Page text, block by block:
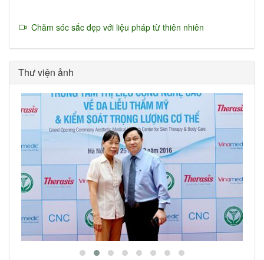
Chăm sóc sắc đẹp với liệu pháp từ thiên nhiên
Thư viện ảnh